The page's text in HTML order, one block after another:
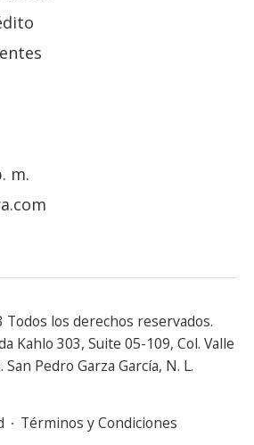
m.
los derechos reservados.
Kahlo 303, Suite 05-109, Col. Valle
Pedro Garza García, N. L.
Términos y Condiciones